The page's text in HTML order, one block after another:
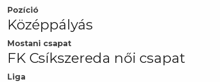
Pozíció
Középpályás
Mostani csapat
FK Csíkszereda női csapat
Liga